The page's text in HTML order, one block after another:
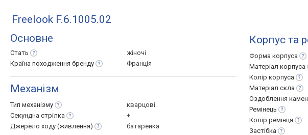
Freelook F.6.1005.02
Основне
Стать
жіночі
Країна походження бренду Франція
Механізм
Тип механізму
кварцові
Секундна стрілка
+
Джерело ходу (живлення) батарейка
Корпус та
Форма корпуса
Матеріал корпуса
Колір корпуса
Матеріал скла
Оздоблення
Ремінець
Колір ремінця
Застібка